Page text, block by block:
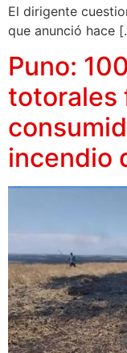
El dirigente
que anunció hace
Puno:
totorales
incendio